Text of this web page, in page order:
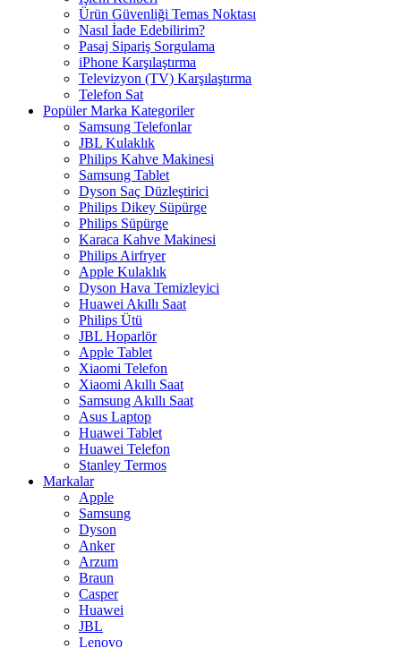
Ürün Güvenliği Temas Noktası
Nasıl İade Edebilirim?
Pasaj Sipariş Sorgulama
iPhone Karşılaştırma
Televizyon (TV) Karşılaştırma
Telefon Sat
Popüler Marka Kategoriler
Samsung Telefonlar
JBL Kulaklık
Philips Kahve Makinesi
Samsung Tablet
Dyson Saç Düzleştirici
Philips Dikey Süpürge
Philips Süpürge
Karaca Kahve Makinesi
Philips Airfryer
Apple Kulaklık
Dyson Hava Temizleyici
Huawei Akıllı Saat
Philips Ütü
JBL Hoparlör
Apple Tablet
Xiaomi Telefon
Xiaomi Akıllı Saat
Samsung Akıllı Saat
Asus Laptop
Huawei Tablet
Huawei Telefon
Stanley Termos
Markalar
Apple
Samsung
Dyson
Anker
Arzum
Braun
Casper
Huawei
JBL
Lenovo